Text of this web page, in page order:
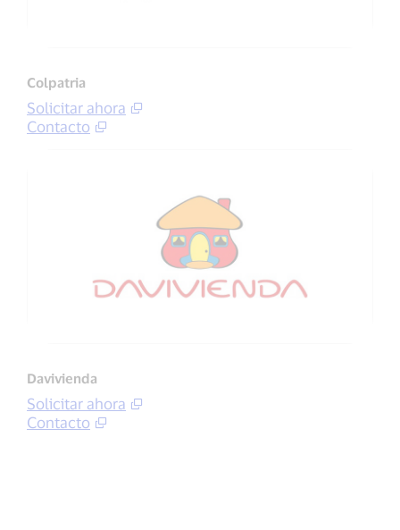
Colpatria
Solicitar ahora
Contacto
Davivienda
Solicitar ahora
Contacto